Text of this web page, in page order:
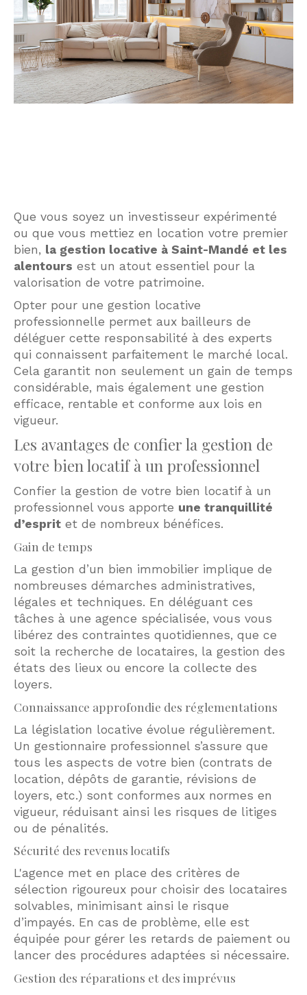
Que vous soyez un investisseur expérimenté
ou que vous mettiez en location votre premier
bien, la gestion locative à Saint-Mandé et les
alentours est un atout essentiel pour la
valorisation de votre patrimoine.
Opter pour une gestion locative
professionnelle permet aux bailleurs de
déléguer cette responsabilité à des experts
qui connaissent parfaitement le marché local.
Cela garantit non seulement un gain de temps
considérable, mais également une gestion
efficace, rentable et conforme aux lois en
vigueur.
Les avantages de confier la gestion de
votre bien locatif à un professionnel
Confier la gestion de votre bien locatif à un
professionnel vous apporte une tranquillité
d’esprit et de nombreux bénéfices.
Gain de temps
La gestion d’un bien immobilier implique de
nombreuses démarches administratives,
légales et techniques. En déléguant ces
tâches à une agence spécialisée, vous vous
libérez des contraintes quotidiennes, que ce
soit la recherche de locataires, la gestion des
états des lieux ou encore la collecte des
loyers.
Connaissance approfondie des réglementations
La législation locative évolue régulièrement.
Un gestionnaire professionnel s’assure que
tous les aspects de votre bien (contrats de
location, dépôts de garantie, révisions de
loyers, etc.) sont conformes aux normes en
vigueur, réduisant ainsi les risques de litiges
ou de pénalités.
Sécurité des revenus locatifs
L'agence met en place des critères de
sélection rigoureux pour choisir des locataires
solvables, minimisant ainsi le risque
d’impayés. En cas de problème, elle est
équipée pour gérer les retards de paiement ou
lancer des procédures adaptées si nécessaire.
Gestion des réparations et des imprévus